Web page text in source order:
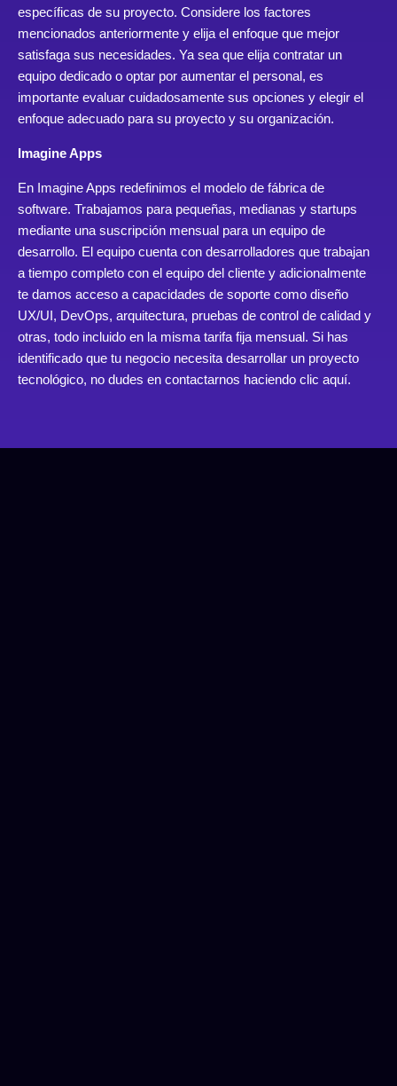
específicas de su proyecto. Considere los factores
mencionados anteriormente y elija el enfoque que mejor
satisfaga sus necesidades. Ya sea que elija contratar un
equipo dedicado o optar por aumentar el personal, es
importante evaluar cuidadosamente sus opciones y elegir el
enfoque adecuado para su proyecto y su organización.
Imagine Apps
En Imagine Apps redefinimos el modelo de fábrica de
software. Trabajamos para pequeñas, medianas y startups
mediante una suscripción mensual para un equipo de
desarrollo. El equipo cuenta con desarrolladores que trabajan
a tiempo completo con el equipo del cliente y adicionalmente
te damos acceso a capacidades de soporte como diseño
UX/UI, DevOps, arquitectura, pruebas de control de calidad y
otras, todo incluido en la misma tarifa fija mensual. Si has
identificado que tu negocio necesita desarrollar un proyecto
tecnológico, no dudes en contactarnos haciendo clic aquí.